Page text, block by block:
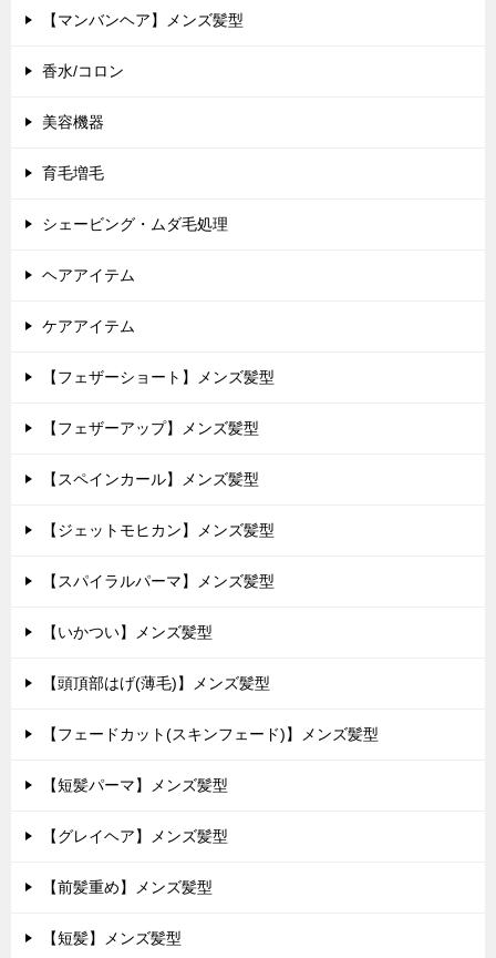
【マンバンヘア】メンズ髪型
香水/コロン
美容機器
育毛増毛
シェービング・ムダ毛処理
ヘアアイテム
ケアアイテム
【フェザーショート】メンズ髪型
【フェザーアップ】メンズ髪型
【スペインカール】メンズ髪型
【ジェットモヒカン】メンズ髪型
【スパイラルパーマ】メンズ髪型
【いかつい】メンズ髪型
【頭頂部はげ(薄毛)】メンズ髪型
【フェードカット(スキンフェード)】メンズ髪型
【短髪パーマ】メンズ髪型
【グレイヘア】メンズ髪型
【前髪重め】メンズ髪型
【短髪】メンズ髪型